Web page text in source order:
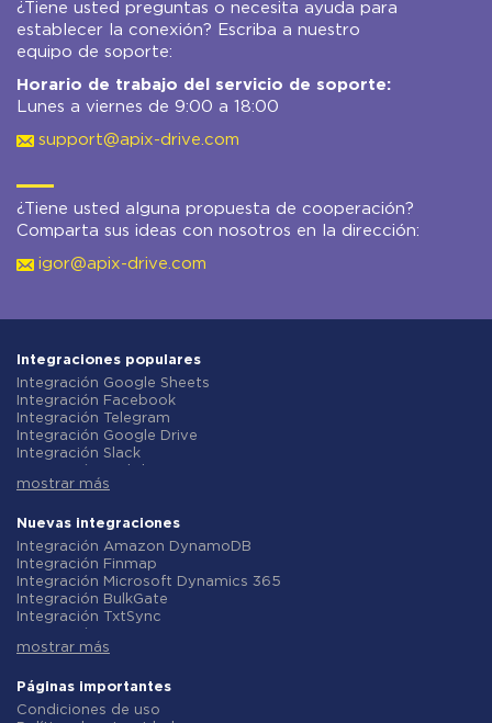
¿Tiene usted preguntas o necesita ayuda para
establecer la conexión? Escriba a nuestro
equipo de soporte:
Horario de trabajo del servicio de soporte:
Lunes a viernes de 9:00 a 18:00
support@apix-drive.com
¿Tiene usted alguna propuesta de cooperación?
Comparta sus ideas con nosotros en la dirección:
igor@apix-drive.com
Integraciones populares
Integración Google Sheets
Integración Facebook
Integración Telegram
Integración Google Drive
Integración Slack
Integración Gmail
Integración ClickUp
Integración Airtable
Integración Google Contacts
Integración OpenAI (ChatGPT)
Integración Instagram
Integración ActiveCampaign
Integración Typeform
Integración Salesforce CRM
Integración Notion
Integración AWeber
mostrar más
Nuevas integraciones
Integración Amazon DynamoDB
Integración Finmap
Integración Microsoft Dynamics 365
Integración BulkGate
Integración TxtSync
Integración Corezoid
Integración Instasent
Integración AtomPark
mostrar más
Páginas importantes
Condiciones de uso